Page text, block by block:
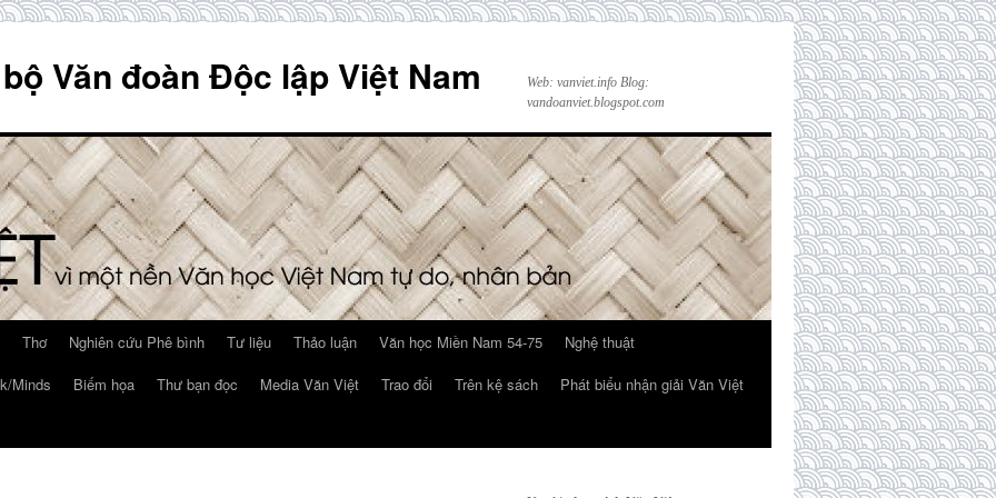
Văn đoàn Độc lập Việt Nam
Web: vanviet.info Blog:
vandoanviet.blogspot.com
Thơ Nghiên cứu Phê bình Tư liệu Thảo luận Văn học Miền Nam 54-75
Nghệ thuật
Minds Biếm họa Thư bạn đọc Media Văn Việt Trao đổi Trên kệ sách
Phát biểu nhận giải Văn Việt